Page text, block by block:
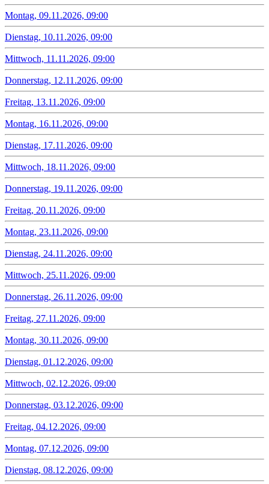
Montag, 09.11.2026, 09:00
Dienstag, 10.11.2026, 09:00
Mittwoch, 11.11.2026, 09:00
Donnerstag, 12.11.2026, 09:00
Freitag, 13.11.2026, 09:00
Montag, 16.11.2026, 09:00
Dienstag, 17.11.2026, 09:00
Mittwoch, 18.11.2026, 09:00
Donnerstag, 19.11.2026, 09:00
Freitag, 20.11.2026, 09:00
Montag, 23.11.2026, 09:00
Dienstag, 24.11.2026, 09:00
Mittwoch, 25.11.2026, 09:00
Donnerstag, 26.11.2026, 09:00
Freitag, 27.11.2026, 09:00
Montag, 30.11.2026, 09:00
Dienstag, 01.12.2026, 09:00
Mittwoch, 02.12.2026, 09:00
Donnerstag, 03.12.2026, 09:00
Freitag, 04.12.2026, 09:00
Montag, 07.12.2026, 09:00
Dienstag, 08.12.2026, 09:00